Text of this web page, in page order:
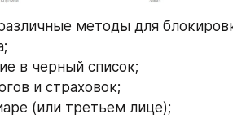
методы для
в черный список;
и страховок;
(или третьем лице);